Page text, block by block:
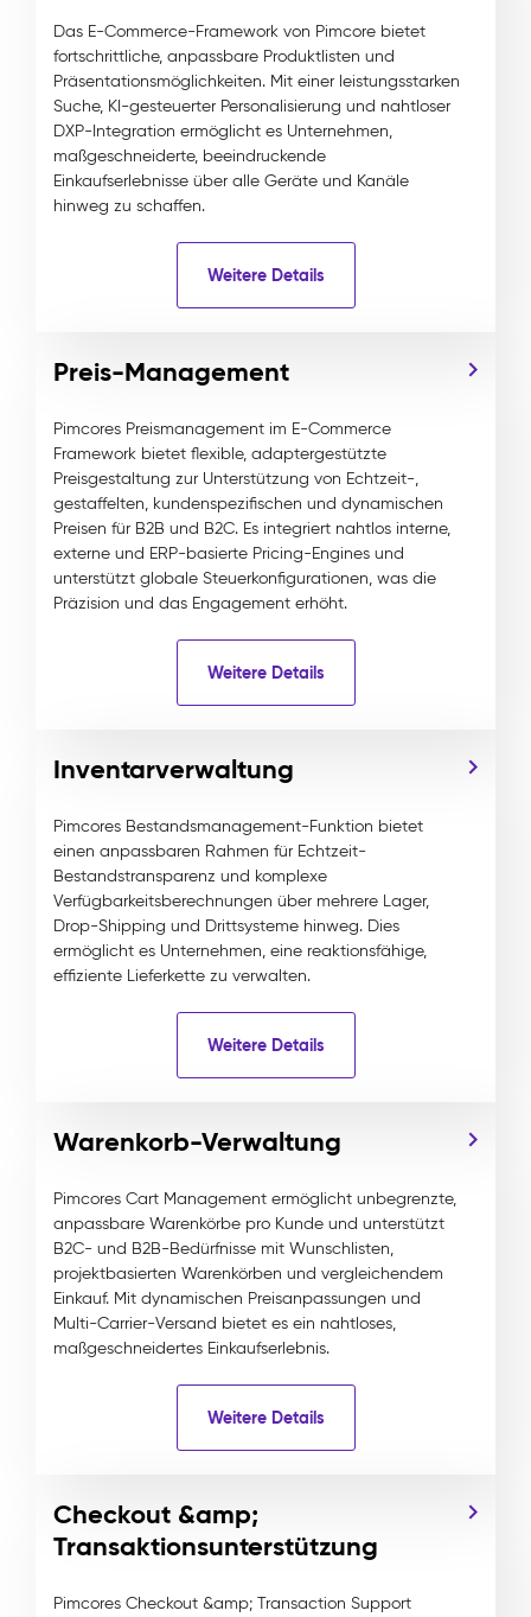
Das E-Commerce-Framework von Pimcore bietet
fortschrittliche, anpassbare Produktlisten und
Präsentationsmöglichkeiten. Mit einer leistungsstarken
Suche, KI-gesteuerter Personalisierung und nahtloser
DXP-Integration ermöglicht es Unternehmen,
maßgeschneiderte, beeindruckende
Einkaufserlebnisse über alle Geräte und Kanäle
hinweg zu schaffen.
Weitere Details
Preis-Management
Pimcores Preismanagement im E-Commerce
Framework bietet flexible, adaptergestützte
Preisgestaltung zur Unterstützung von Echtzeit-,
gestaffelten, kundenspezifischen und dynamischen
Preisen für B2B und B2C. Es integriert nahtlos interne,
externe und ERP-basierte Pricing-Engines und
unterstützt globale Steuerkonfigurationen, was die
Präzision und das Engagement erhöht.
Weitere Details
Inventarverwaltung
Pimcores Bestandsmanagement-Funktion bietet
einen anpassbaren Rahmen für Echtzeit-
Bestandstransparenz und komplexe
Verfügbarkeitsberechnungen über mehrere Lager,
Drop-Shipping und Drittsysteme hinweg. Dies
ermöglicht es Unternehmen, eine reaktionsfähige,
effiziente Lieferkette zu verwalten.
Weitere Details
Warenkorb-Verwaltung
Pimcores Cart Management ermöglicht unbegrenzte,
anpassbare Warenkörbe pro Kunde und unterstützt
B2C- und B2B-Bedürfnisse mit Wunschlisten,
projektbasierten Warenkörben und vergleichendem
Einkauf. Mit dynamischen Preisanpassungen und
Multi-Carrier-Versand bietet es ein nahtloses,
maßgeschneidertes Einkaufserlebnis.
Weitere Details
Checkout &amp;
Transaktionsunterstützung
Pimcores Checkout &amp; Transaction Support